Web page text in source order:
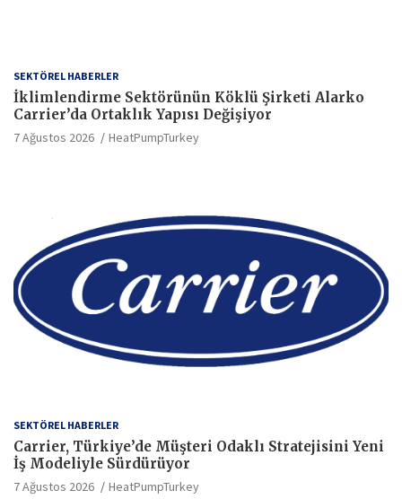
SEKTÖREL HABERLER
İklimlendirme Sektörünün Köklü Şirketi Alarko
Carrier’da Ortaklık Yapısı Değişiyor
7 Ağustos 2026 HeatPumpTurkey
SEKTÖREL HABERLER
Carrier, Türkiye’de Müşteri Odaklı Stratejisini Yeni
İş Modeliyle Sürdürüyor
7 Ağustos 2026 HeatPumpTurkey